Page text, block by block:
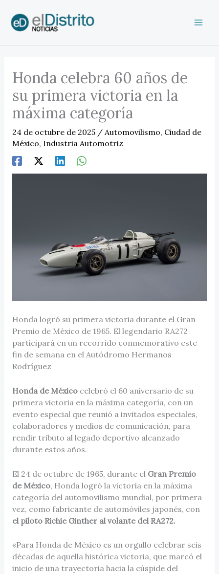
contenido
Honda celebra 60 años de
su primera victoria en la
máxima categoría
24 de octubre de 2025 / Automovilismo, Ciudad de
México, Industria Automotriz
Honda logró su primera victoria durante el Gran
Premio de México de 1965. El legendario RA272
participará en un recorrido conmemorativo este
fin de semana en el Autódromo Hermanos
Rodríguez
Honda de Méxicocelebró el 60 aniversario de su
primera victoria en la máxima categoría, con un
evento especial que reunió a invitados especiales,
colaboradores y medios de comunicación, para
rendir tributo al legado deportivo alcanzado
durante estos años.
El 24 de octubre de 1965, durante el Gran Premio
de México, Honda logró la victoria en la máxima
categoría del automovilismo mundial, por primera
vez, como fabricante de automóviles japonés, con
el piloto Richie Ginther al volante del RA272.
«Para Honda de México es un orgullo celebrar seis
décadas de aquella histórica victoria, que marcó el
inicio de una trayectoria hacia la cúspide del